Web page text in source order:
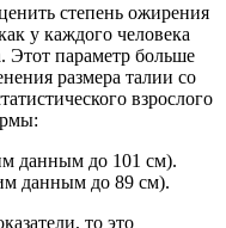
степень ожирения
у каждого человека
Этот параметр больше
размера талии со
взрослого
данным до 101 см).
данным до 89 см).
то это